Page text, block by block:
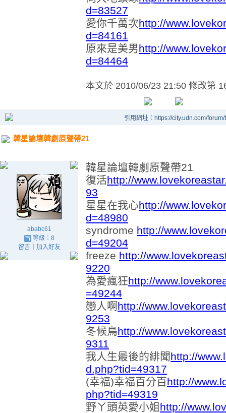
d=83527
愛你千萬次http://
d=84161
原來是美男http://
d=84464
本文於 2010/06/23 21:50 修改第
引用網址：https://city.udn.com/
韓星論壇韓劇原聲帶21
ababc61
等級：8
留言｜ 加入好友
韓星論壇韓劇原聲帶21
復活http://
93
星星在我心http://
d=48980
syndrome http://
d=49204
freeze http://
9220
為愛瘋狂http://
=49244
戀人啊http://
9253
冬候鳥http://
9311
我人生最後的緋聞http://
d.php?tid=49317
(幸福)幸福百分百http://
php?tid=49319
野ㄚ頭英愛小姐 http://